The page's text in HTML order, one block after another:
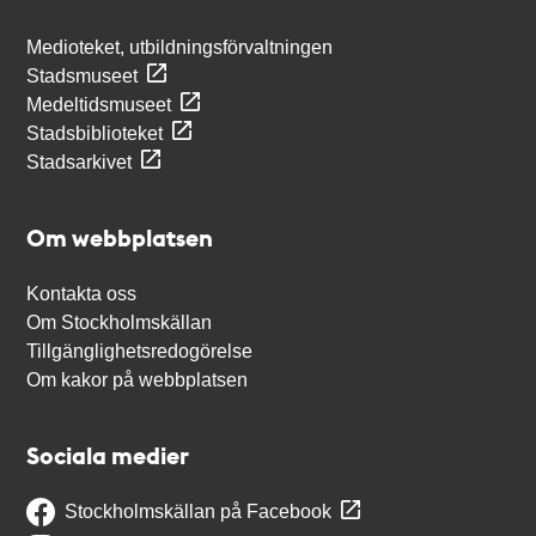
Medioteket, utbildningsförvaltningen
Stadsmuseet
Medeltidsmuseet
Stadsbiblioteket
Stadsarkivet
Om webbplatsen
Kontakta oss
Om Stockholmskällan
Tillgänglighetsredogörelse
Om kakor på webbplatsen
Sociala medier
Stockholmskällan på Facebook